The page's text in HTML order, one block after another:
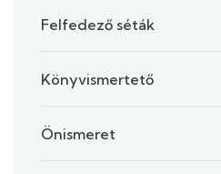
Felfedező séták
Könyvismertető
Önismeret